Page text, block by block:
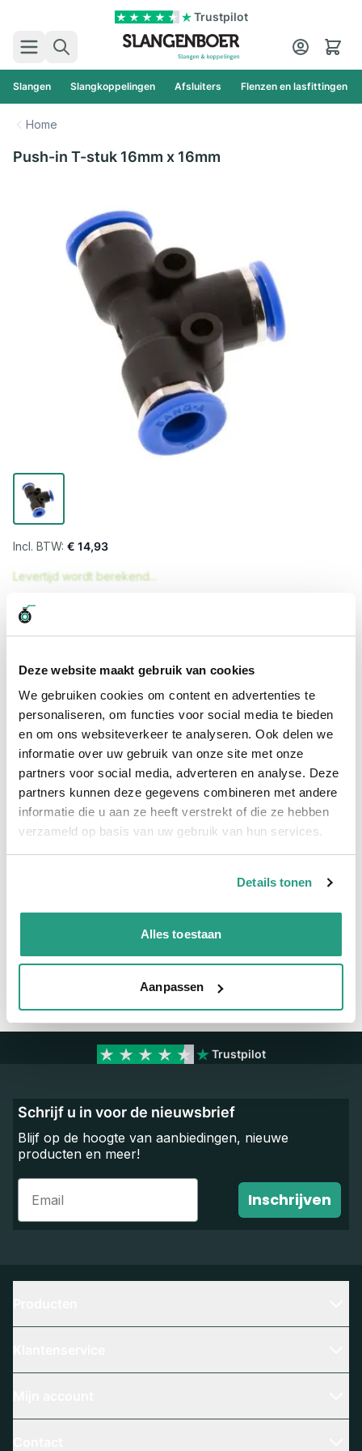
Deze website maakt gebruik van cookies
We gebruiken cookies om content en advertenties te
personaliseren, om functies voor social media te bieden
en om ons websiteverkeer te analyseren. Ook delen we
informatie over uw gebruik van onze site met onze
partners voor social media, adverteren en analyse. Deze
partners kunnen deze gegevens combineren met andere
informatie die u aan ze heeft verstrekt of die ze hebben
verzameld op basis van uw gebruik van hun services.
Details tonen
Alles toestaan
Aanpassen
Trustpilot
Zoek
Cart
Slangen Slangkoppelingen Afsluiters Flenzen en lasfittingen
Home
Push-in T-stuk 16mm x 16mm
€ 14,93
Levertijd wordt berekend...
Hoge klantbeoordelingen: 9/10
Snel naar
Meer informatie
Meer informatie
Maatvoering koppeling 16mm x 16mm
We zijn beschikbaar van ma t/m vr van 08:00 tot 17:00 uur.
Trustpilot
Schrijf u in voor de nieuwsbrief
Blijf op de hoogte van aanbiedingen, nieuwe
producten en meer!
Email
Inschrijven